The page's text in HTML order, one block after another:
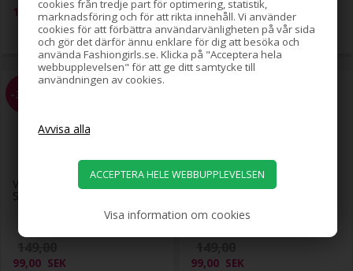
cookies från tredje part för optimering, statistik,
marknadsföring och för att rikta innehåll. Vi använder
cookies för att förbättra användarvänligheten på vår sida
och gör det därför ännu enklare för dig att besöka och
använda Fashiongirls.se. Klicka på "Acceptera hela
webbupplevelsen" för att ge ditt samtycke till
användningen av cookies.
Visa information om cookies
169,00 SEK 89,00 SEK
-34%
Vetus böjd precisionspincett
ST-15
99,00 SEK
Vetus Precisionspincett ESD-
99,00 SEK